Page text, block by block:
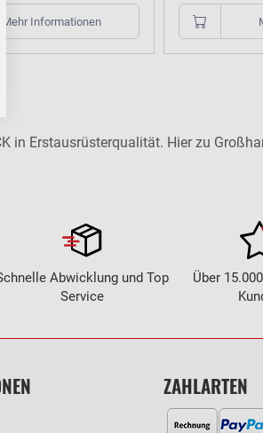
Mehr Informationen
in Erstausrüsterqualität. Hier zu
Abwicklung und Top
Service
Über
ZAHLARTEN